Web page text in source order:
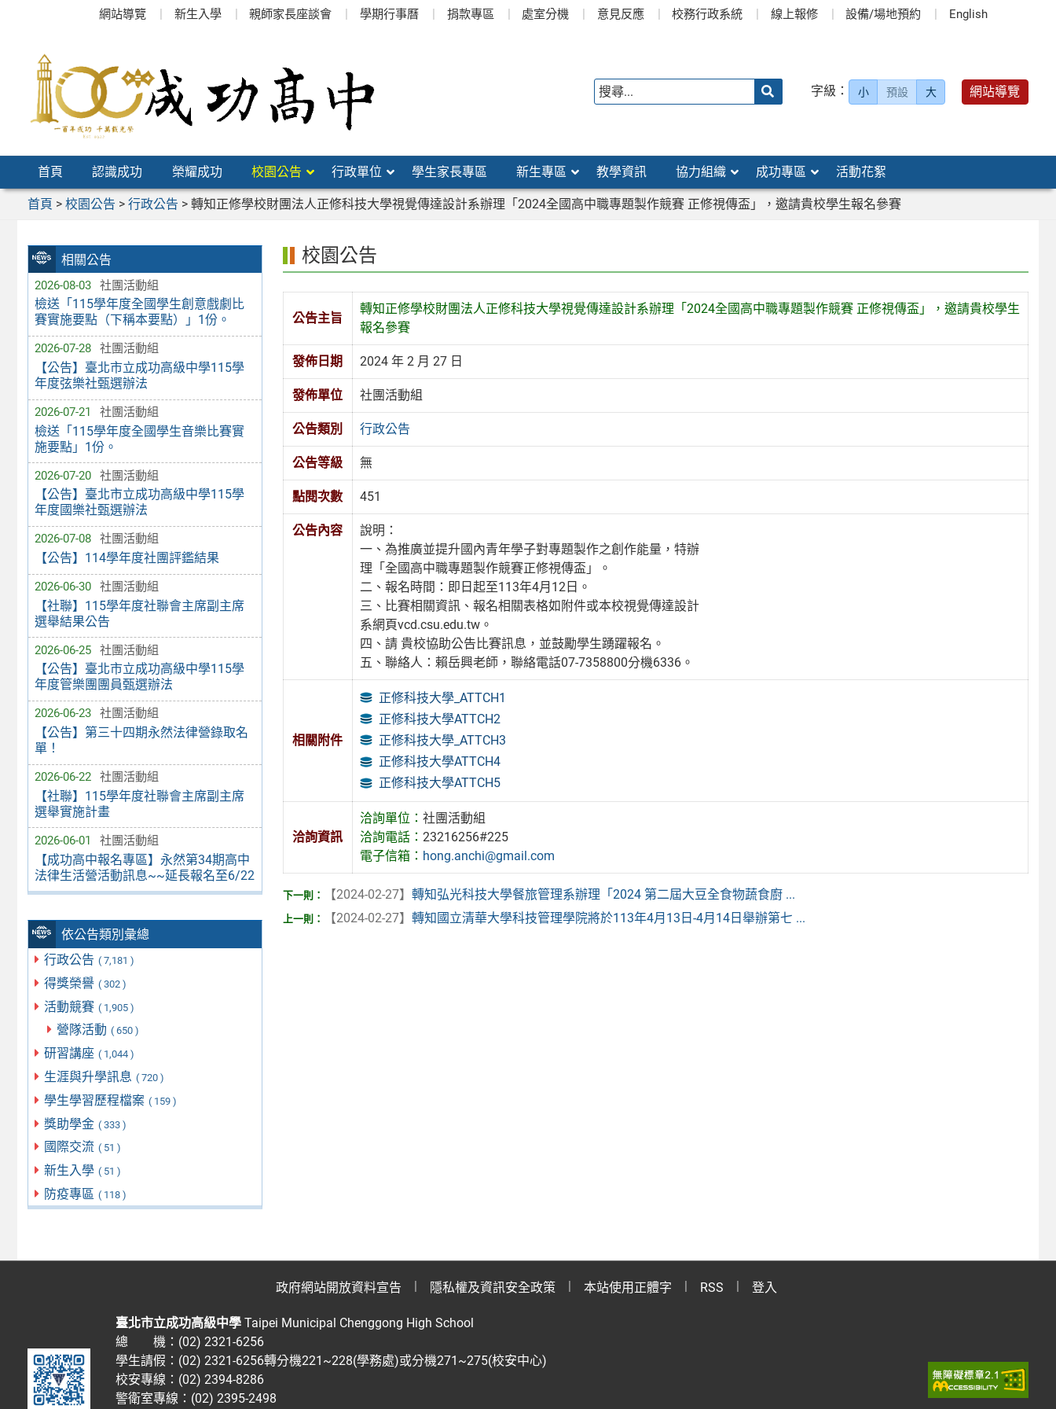
網站導覽 新生入學 親師家長座談會 學期行事曆 捐款專區 處室分機 意見反應 校務行政系統 線上報修 設備/場地預約 English
字級： 小 預設 大 網站導覽
首頁 認識成功 榮耀成功 校園公告 行政單位 學生家長專區 新生專區 教學資訊 協力組織 成功專區 活動花絮
首頁 > 校園公告 > 行政公告 > 轉知正修學校財團法人正修科技大學視覺傳達設計系辦理「2024全國高中職專題製作競賽 正修視傳盃」，邀請貴校學生報名參賽
相關公告
2026-08-03 社團活動組
檢送「115學年度全國學生創意戲劇比
賽實施要點（下稱本要點）」1份。
2026-07-28 社團活動組
【公告】臺北市立成功高級中學115學
年度弦樂社甄選辦法
2026-07-21 社團活動組
檢送「115學年度全國學生音樂比賽實
施要點」1份。
2026-07-20 社團活動組
【公告】臺北市立成功高級中學115學
年度國樂社甄選辦法
2026-07-08 社團活動組
【公告】114學年度社團評鑑結果
2026-06-30 社團活動組
【社聯】115學年度社聯會主席副主席
選舉結果公告
2026-06-25 社團活動組
【公告】臺北市立成功高級中學115學
年度管樂團團員甄選辦法
2026-06-23 社團活動組
【公告】第三十四期永然法律營錄取名
單！
2026-06-22 社團活動組
【社聯】115學年度社聯會主席副主席
選舉實施計畫
2026-06-01 社團活動組
【成功高中報名專區】永然第34期高中
法律生活營活動訊息~~延長報名至6/22
依公告類別彙總
行政公告 ( 7,181 )
得獎榮譽 ( 302 )
活動競賽 ( 1,905 )
營隊活動 ( 650 )
研習講座 ( 1,044 )
生涯與升學訊息 ( 720 )
學生學習歷程檔案 ( 159 )
獎助學金 ( 333 )
國際交流 ( 51 )
新生入學 ( 51 )
防疫專區 ( 118 )
校園公告
公告主旨
轉知正修學校財團法人正修科技大學視覺傳達設計系辦理「2024全國高中職專題製作競賽 正修視傳盃」，邀請貴校學生
報名參賽
發佈日期 2024 年 2 月 27 日
發佈單位 社團活動組
公告類別 行政公告
公告等級 無
點閱次數 451
公告內容
說明：
一、為推廣並提升國內青年學子對專題製作之創作能量，特辦
理「全國高中職專題製作競賽正修視傳盃」。
二、報名時間：即日起至113年4月12日。
三、比賽相關資訊、報名相關表格如附件或本校視覺傳達設計
系網頁vcd.csu.edu.tw。
四、請 貴校協助公告比賽訊息，並鼓勵學生踴躍報名。
五、聯絡人：賴岳興老師，聯絡電話07-7358800分機6336。
相關附件
正修科技大學_ATTCH1
正修科技大學ATTCH2
正修科技大學_ATTCH3
正修科技大學ATTCH4
正修科技大學ATTCH5
洽詢資訊
洽詢單位：社團活動組
洽詢電話：23216256#225
電子信箱： hong.anchi@gmail.com
【2024-02-27】 轉知弘光科技大學餐旅管理系辦理「2024 第二屆大豆全食物蔬食廚 ...
【2024-02-27】 轉知國立清華大學科技管理學院將於113年4月13日-4月14日舉辦第七 ...
政府網站開放資料宣告 隱私權及資訊安全政策 本站使用正體字 RSS 登入
臺北市立成功高級中學Taipei Municipal Chenggong High School
總 機：(02) 2321-6256
學生請假：(02) 2321-6256轉分機221~228(學務處)或分機271~275(校安中心)
校安專線：(02) 2394-8286
警衛室專線：(02) 2395-2498